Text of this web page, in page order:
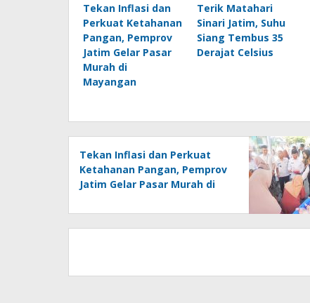
Tekan Inflasi dan
Perkuat Ketahanan
Pangan, Pemprov
Jatim Gelar Pasar
Murah di
Mayangan
Terik Matahari
Sinari Jatim, Suhu
Siang Tembus 35
Derajat Celsius
Tekan Inflasi dan Perkuat
Ketahanan Pangan, Pemprov
Jatim Gelar Pasar Murah di